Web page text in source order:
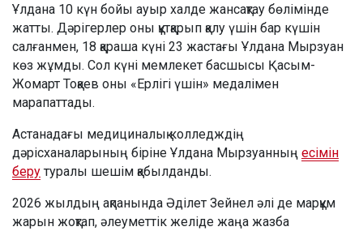
Ұлдана 10 күн бойы ауыр халде жансақтау бөлімінде
жатты. Дәрігерлер оны құтқарып қалу үшін бар күшін
салғанмен, 18 қараша күні 23 жастағы Ұлдана Мырзуан
көз жұмды. Сол күні мемлекет басшысы Қасым-
Жомарт Тоқаев оны «Ерлігі үшін» медалімен
марапаттады.
Астанадағы медициналық колледждің
дәрісханаларының біріне Ұлдана Мырзуанның есімін
беру туралы шешім қабылданды.
2026 жылдың ақпанында Әділет Зейнел әлі де марқұм
жарын жоқтап, әлеуметтік желіде жаңа жазба